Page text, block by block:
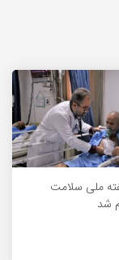
ملی سلامت
شد